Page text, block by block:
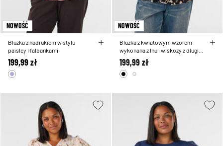
NOWOŚĆ
Bluzka z nadrukiem w stylu
paisley i falbankami
199,99 zł
NOWOŚĆ
Bluzka z kwiatowym wzorem
wykonana z lnu i wiskozy z dlugim
rekawem
199,99 zł